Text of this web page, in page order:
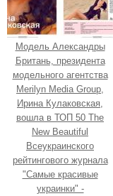
Модель Александры
Британь, президента
модельного агентства
Merilyn Media Group,
Ирина Кулаковская,
вошла в ТОП 50 The
New Beautiful
Всеукраинского
рейтингового журнала
"Самые красивые
украинки" -